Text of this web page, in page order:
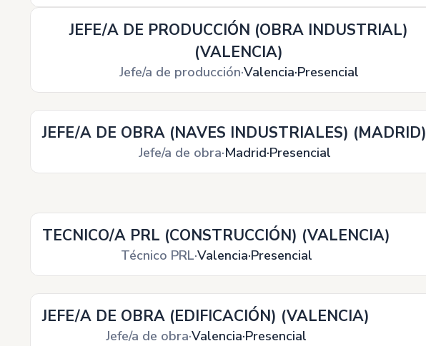
JEFE/A DE PRODUCCIÓN (OBRA INDUSTRIAL)
(VALENCIA)
Jefe/a de producción Valencia Presencial
JEFE/A DE OBRA (NAVES INDUSTRIALES) (MADRID)
Jefe/a de obra Madrid Presencial
TECNICO/A PRL (CONSTRUCCIÓN) (VALENCIA)
Técnico PRL Valencia Presencial
JEFE/A DE OBRA (EDIFICACIÓN) (VALENCIA)
Jefe/a de obra Valencia Presencial